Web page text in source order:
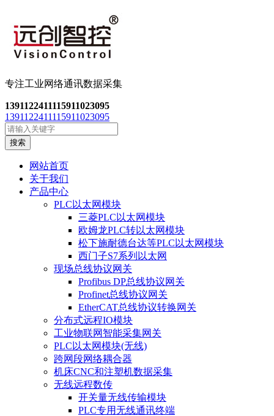
专注工业网络通讯数据采集
1391122411115911023095
1391122411115911023095
搜索
网站首页
关于我们
产品中心
PLC以太网模块
三菱PLC以太网模块
欧姆龙PLC转以太网模块
松下施耐德台达等PLC以太网模块
西门子S7系列以太网
现场总线协议网关
Profibus DP总线协议网关
Profinet总线协议网关
EtherCAT总线协议转换网关
分布式远程IO模块
工业物联网智能采集网关
PLC以太网模块(无线)
跨网段网络耦合器
机床CNC和注塑机数据采集
无线远程数传
开关量无线传输模块
PLC专用无线通讯终端